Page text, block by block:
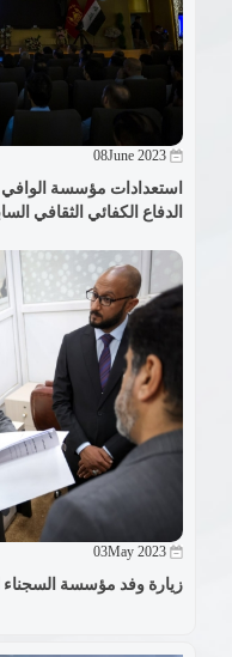
08June 2023
استعدادات مؤسسة الوافي
الدفاع الكفائي الثقافي
03May 2023
زيارة وفد مؤسسة